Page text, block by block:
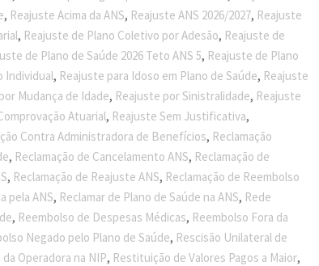
, Reajuste Acima da ANS, Reajuste ANS 2026/2027, Reajuste
, Reajuste de Plano Coletivo por Adesão, Reajuste de
de Plano de Saúde 2026 Teto ANS 5, Reajuste de Plano
Individual, Reajuste para Idoso em Plano de Saúde, Reajuste
Mudança de Idade, Reajuste por Sinistralidade, Reajuste
Atuarial, Reajuste Sem Justificativa,
Contra Administradora de Benefícios, Reclamação
, Reclamação de Cancelamento ANS, Reclamação de
, Reclamação de Reajuste ANS, Reclamação de Reembolso
pela ANS, Reclamar de Plano de Saúde na ANS, Rede
, Reembolso de Despesas Médicas, Reembolso Fora da
Negado pelo Plano de Saúde, Rescisão Unilateral de
Operadora na NIP, Restituição de Valores Pagos a Maior,